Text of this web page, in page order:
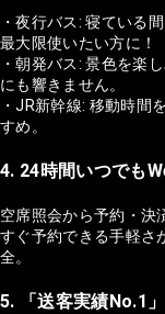
・夜行バス: 寝ている
最大限使いたい方に！
・朝発バス: 景色を楽
にも響きません。
・JR新幹線: 移動時間
すめ。
4. 24時間いつでも
空席照会から予約・決
すぐ予約できる手軽さ
全。
5. 「送客実績No.1